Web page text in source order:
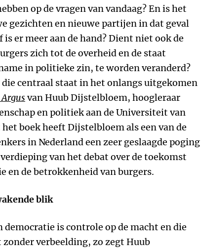
op de vragen van vandaag? En is het
gezichten en nieuwe partijen in dat geval
is er meer aan de hand? Dient niet ook de
zich tot de overheid en de staat
in politieke zin, te worden veranderd?
die centraal staat in het onlangs uitgekomen
van Huub Dijstelbloem, hoogleraar
en politiek aan de Universiteit van
boek heeft Dijstelbloem als een van de
in Nederland een zeer geslaagde poging
van het debat over de toekomst
en de betrokkenheid van burgers.
blik
democratie is controle op de macht en die
verbeelding, zo zegt Huub